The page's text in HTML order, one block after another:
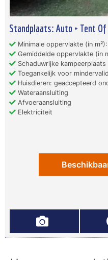
Standplaats: Auto + Tent Of
Minimale oppervlakte (in
Gemiddelde oppervlakte (in
Schaduwrijke kampeerplaats
Toegankelijk voor
Huisdieren: geaccepteerd
Wateraansluiting
Afvoeraansluiting
Elektriciteit